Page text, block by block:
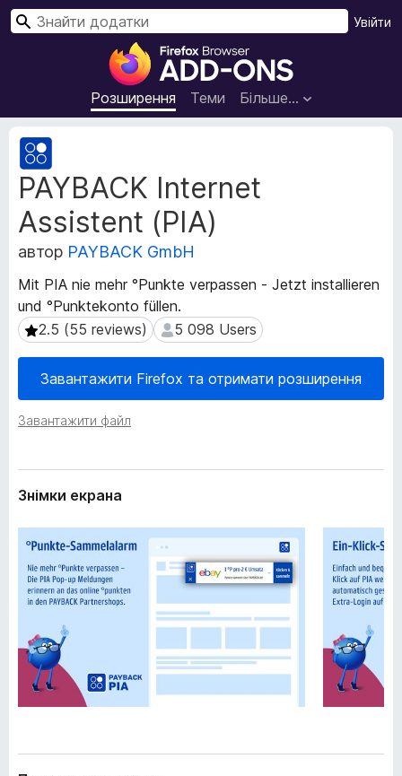
Д
о
д
а
и
б
р
з
р
а
F
i
Розширення Теми Більше…
Увійти
П
PAYBACK Internet
Assistent (PIA)
автор PAYBACK GmbH
Mit PIA nie mehr °Punkte verpassen - Jetzt installieren
und °Punktekonto füllen.
2.5 (55 reviews)
2.5 (55 reviews) 5 098 Users
5 098 Users
Завантажити Firefox та отримати розширення
Завантажити файл
М
е
т
а
д
а
н
і
р
о
з
н
Знімки екрана